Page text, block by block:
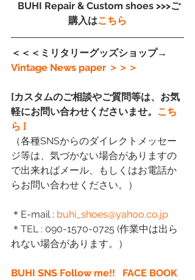
購入はこちら
＜＜＜ミリタリーグッズショップ→
Vintage News paper ＞＞＞
[カスタムのご相談やご質問等は、お気
軽にお問い合わせくださいませ。 こち
ら ]
（各種SNSからのダイレクトメッセー
ジ等は、気づかない場合がありますの
で出来ればメール、もしくはお電話か
らお問い合わせください。）
＊E-mail : buhi_shoes@yahoo.co.jp
＊TEL : 090-1570-0725 (作業中は出ら
れない場合があります。）
BUHI SNS Follow me!!
FACE BOOK